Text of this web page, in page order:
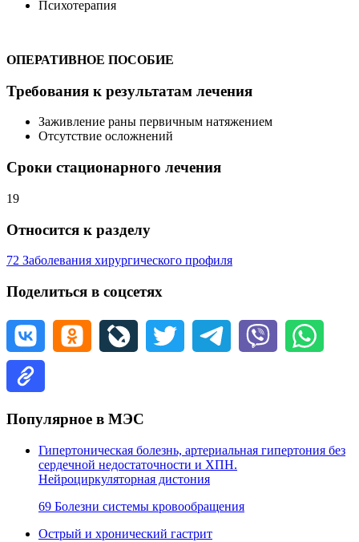
Психотерапия
ОПЕРАТИВНОЕ ПОСОБИЕ
Требования к результатам лечения
Заживление раны первичным натяжением
Отсутствие осложнений
Сроки стационарного лечения
19
Относится к разделу
72 Заболевания хирургического профиля
Поделиться в соцсетях
Популярное в МЭС
Гипертоническая болезнь, артериальная гипертония без
сердечной недостаточности и ХПН.
Нейроциркуляторная дистония
69 Болезни системы кровообращения
Острый и хронический гастрит